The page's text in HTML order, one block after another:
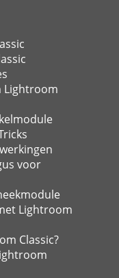
Lightroom
voor
Lightroom
Classic?